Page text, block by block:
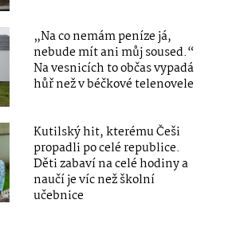
„Na co nemám peníze já,
nebude mít ani můj soused.“
Na vesnicích to občas vypadá
hůř než v béčkové telenovele
Kutilský hit, kterému Češi
propadli po celé republice.
Děti zabaví na celé hodiny a
naučí je víc než školní
učebnice